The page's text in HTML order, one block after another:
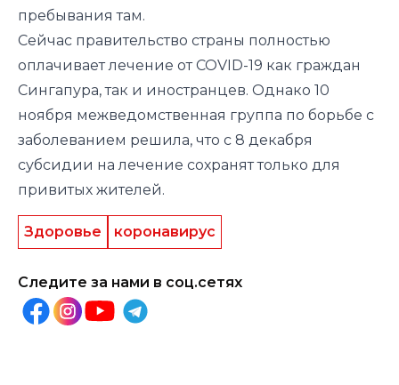
пребывания там.
Сейчас правительство страны полностью
оплачивает лечение от COVID-19 как граждан
Сингапура, так и иностранцев. Однако 10
ноября межведомственная группа по борьбе с
заболеванием решила, что с 8 декабря
субсидии на лечение сохранят только для
привитых жителей.
Здоровье коронавирус
Следите за нами в соц.сетях